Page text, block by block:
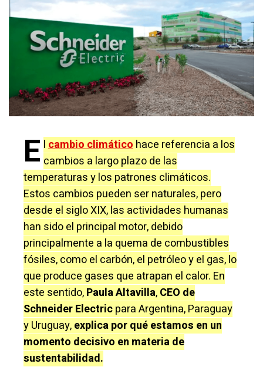
E lcambio climáticohace referencia a los
cambios a largo plazo de las
temperaturas y los patrones climáticos.
Estos cambios pueden ser naturales, pero
desde el siglo XIX, las actividades humanas
han sido el principal motor, debido
principalmente a la quema de combustibles
fósiles, como el carbón, el petróleo y el gas, lo
que produce gases que atrapan el calor. En
este sentido,Paula Altavilla,CEO de
Schneider Electricpara Argentina, Paraguay
y Uruguay,explica por qué estamos en un
momento decisivo en materia de
sustentabilidad.